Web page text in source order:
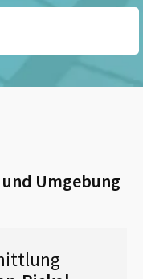
und Umgebung